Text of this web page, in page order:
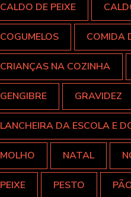
CALDO DE PEIXE
COGUMELOS COMIDA
CRIANÇAS NA COZINHA
GENGIBRE GRAVIDEZ
LANCHEIRA DA ESCOLA E
MOLHO NATAL
PEIXE PESTO